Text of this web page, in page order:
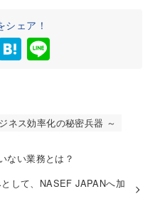
シェア！
H
at
n
ネス効率化の秘密兵器 ～
ない業務とは？
して、NASEF JAPANへ加